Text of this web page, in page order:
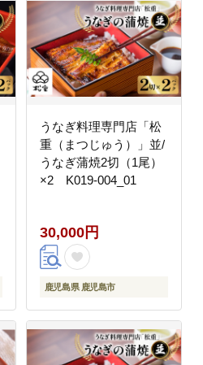
うなぎ料理専門店「松
重（まつじゅう）」並/
うなぎ蒲焼2切（1尾）
×2 K019-004_01
30,000円
鹿児島県 鹿児島市